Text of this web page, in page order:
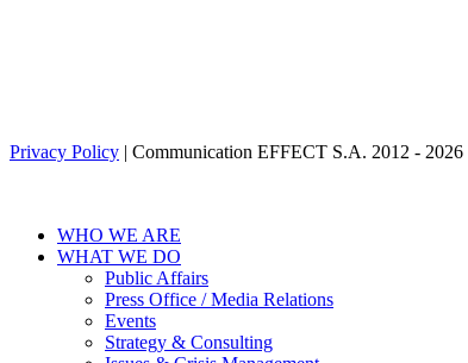
Privacy Policy | Communication EFFECT S.A. 2012 - 2026
WHO WE ARE
WHAT WE DO
Public Affairs
Press Office / Media Relations
Events
Strategy & Consulting